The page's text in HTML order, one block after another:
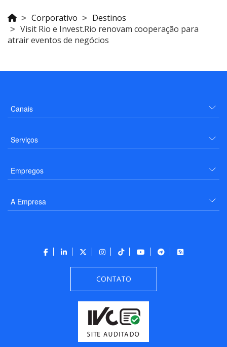
Corporativo
Destinos
Visit Rio e Invest.Rio renovam cooperação para
atrair eventos de negócios
Canais
Serviços
Empregos
A Empresa
CONTATO